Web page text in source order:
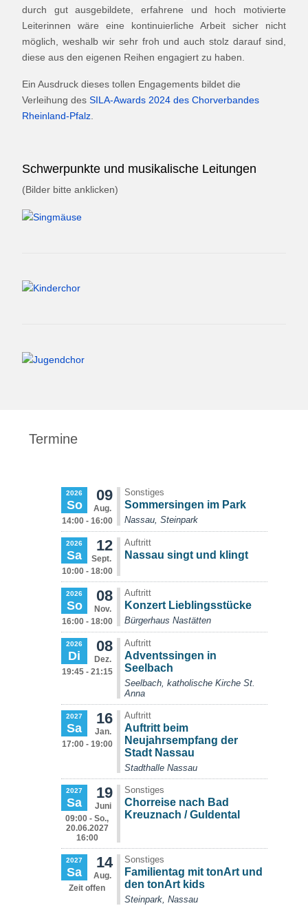
durch gut ausgebildete, erfahrene und hoch motivierte
Leiterinnen wäre eine kontinuierliche Arbeit sicher nicht
möglich, weshalb wir sehr froh und auch stolz darauf sind,
diese aus den eigenen Reihen engagiert zu haben.
Ein Ausdruck dieses tollen Engagements bildet die
Verleihung des SILA-Awards 2024 des Chorverbandes
Rheinland-Pfalz
Schwerpunkte und musikalische Leitungen
(Bilder bitte anklicken)
Termine